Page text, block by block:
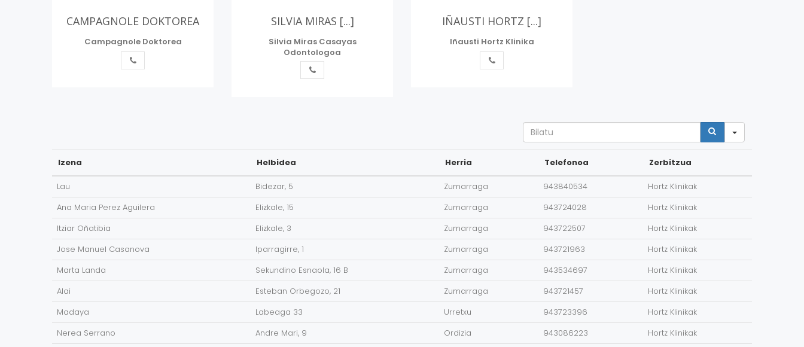
CAMPAGNOLE DOKTOREA
Campagnole Doktorea
SILVIA MIRAS [...]
Silvia Miras Casayas
Odontologoa
IÑAUSTI HORTZ [...]
Iñausti Hortz Klinika
Search
Izena Helbidea Herria Telefonoa Zerbitzua
Lau Bidezar, 5 Zumarraga 943840534
Hortz Klinikak
Ana Maria Perez Aguilera
Elizkale, 15 Zumarraga 943724028
Hortz Klinikak
Itziar Oñatibia
Elizkale, 3 Zumarraga 943722507
Hortz Klinikak
Jose Manuel Casanova
Iparragirre, 1 Zumarraga 943721963
Hortz Klinikak
Marta Landa
Sekundino Esnaola, 16 B Zumarraga 943534697
Hortz Klinikak
Alai
Esteban Orbegozo, 21 Zumarraga 943721457
Hortz Klinikak
Madaya
Labeaga 33 Urretxu 943723396
Hortz Klinikak
Nerea Serrano
Andre Mari, 9 Ordizia 943086223
Hortz Klinikak